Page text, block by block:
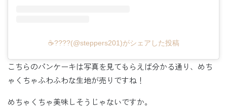
☕️????(@steppers201)がシェアした投稿
こちらのパンケーキは写真を見てもらえば分かる通り、めち
ゃくちゃふわふわな生地が売りですね！
めちゃくちゃ美味しそうじゃないですか。